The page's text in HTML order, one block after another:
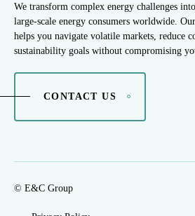
We transform complex energy challenges
large-scale energy consumers worldwide.
helps you navigate volatile markets, reduce
sustainability goals without compromising
CONTACT US
© E&C Group